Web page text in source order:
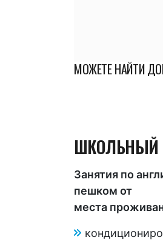
МОЖЕТЕ НАЙТИ
ШКОЛЬНЫЙ
Занятия по
пешком от
места